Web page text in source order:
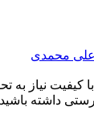
محمدی
نیاز به
درستی داشته